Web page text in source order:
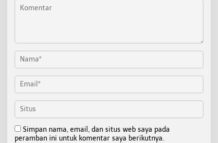
Simpan nama, email, dan situs web saya pada
peramban ini untuk komentar saya berikutnya.